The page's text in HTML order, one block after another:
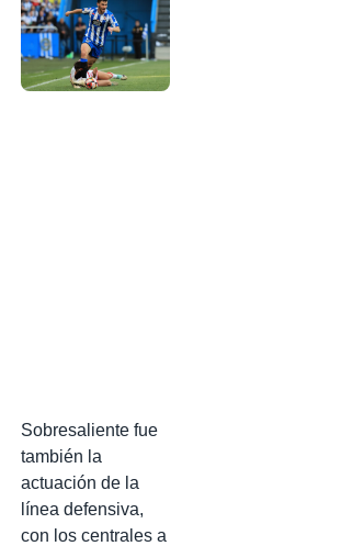
Sobresaliente fue
también la
actuación de la
línea defensiva,
con los centrales a